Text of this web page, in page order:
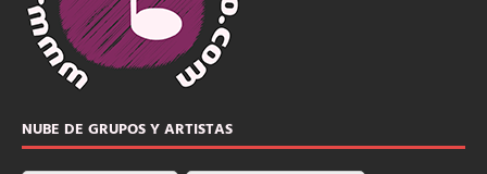
NUBE DE GRUPOS Y ARTISTAS